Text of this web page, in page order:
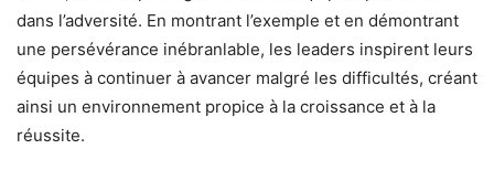
dans l’adversité. En montrant l’exemple et en démontrant
une persévérance inébranlable, les leaders inspirent leurs
équipes à continuer à avancer malgré les difficultés, créant
ainsi un environnement propice à la croissance et à la
réussite.